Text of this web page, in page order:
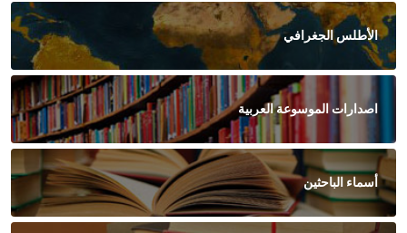
الأطلس الجغرافي
اصدارات الموسوعة العربية
أسماء الباحثين